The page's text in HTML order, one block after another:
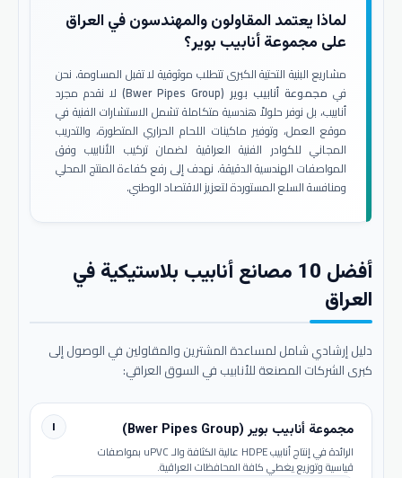
لماذا يعتمد المقاولون والمهندسون في العراق
على مجموعة أنابيب بوير؟
مشاريع البنية التحتية الكبرى تتطلب موثوقية لا تقبل المساومة. نحن
في مجموعة أنابيب بوير (Bwer Pipes Group)
لا نقدم مجرد
أنابيب، بل نوفر حلولاً هندسية متكاملة تشمل الاستشارات الفنية في
موقع العمل، وتوفير ماكينات اللحام الحراري المتطورة، والتدريب
المجاني للكوادر الفنية العراقية لضمان تركيب الأنابيب وفق
المواصفات الهندسية الدقيقة. نهدف إلى رفع كفاءة المنتج المحلي
ومنافسة السلع المستوردة لتعزيز الاقتصاد الوطني.
أفضل 10 مصانع أنابيب بلاستيكية في
العراق
دليل إرشادي شامل لمساعدة المشترين والمقاولين في الوصول إلى
كبرى الشركات المصنعة للأنابيب في السوق العراقي:
١ مجموعة أنابيب بوير (Bwer Pipes Group)
الرائدة في إنتاج أنابيب HDPE عالية الكثافة والـ uPVC بمواصفات
قياسية وتوزيع يغطي كافة المحافظات العراقية.